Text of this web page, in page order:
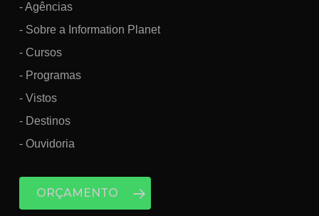
- Agências
- Sobre a Information Planet
- Cursos
- Programas
- Vistos
- Destinos
- Ouvidoria
ORÇAMENTO